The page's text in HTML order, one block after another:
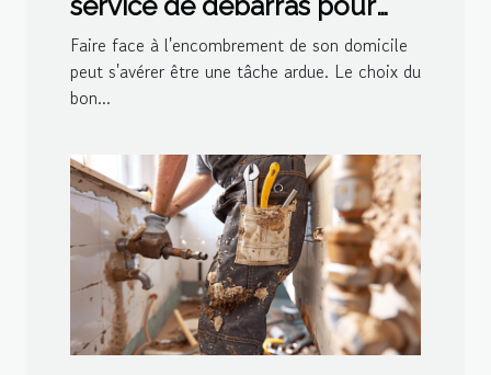
votre domicile
Faire face à l'encombrement de son domicile
peut s'avérer être une tâche ardue. Le choix du
bon...